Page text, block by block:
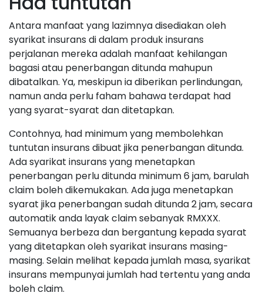
Antara manfaat yang lazimnya disediakan oleh
syarikat insurans di dalam produk insurans
perjalanan mereka adalah manfaat kehilangan
bagasi atau penerbangan ditunda mahupun
dibatalkan. Ya, meskipun ia diberikan perlindungan,
namun anda perlu faham bahawa terdapat had
yang syarat-syarat dan ditetapkan.
Contohnya, had minimum yang membolehkan
tuntutan insurans dibuat jika penerbangan ditunda.
Ada syarikat insurans yang menetapkan
penerbangan perlu ditunda minimum 6 jam, barulah
claim boleh dikemukakan. Ada juga menetapkan
syarat jika penerbangan sudah ditunda 2 jam, secara
automatik anda layak claim sebanyak RMXXX.
Semuanya berbeza dan bergantung kepada syarat
yang ditetapkan oleh syarikat insurans masing-
masing. Selain melihat kepada jumlah masa, syarikat
insurans mempunyai jumlah had tertentu yang anda
boleh claim.